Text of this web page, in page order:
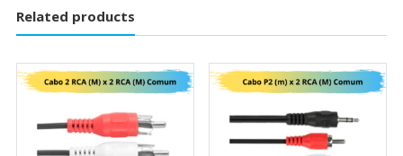
Related products